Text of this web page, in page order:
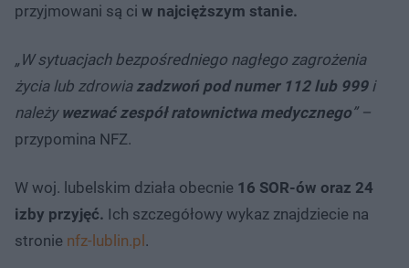
przyjmowani są ci w najcięższym stanie.
„W sytuacjach bezpośredniego nagłego zagrożenia
życia lub zdrowia zadzwoń pod numer 112 lub 999i
należy wezwać zespół ratownictwa medycznego” –
przypomina NFZ.
W woj. lubelskim działa obecnie 16 SOR-ów oraz 24
izby przyjęć. Ich szczegółowy wykaz znajdziecie na
stronie nfz-lublin.pl.